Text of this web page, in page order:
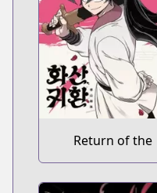
Return of the
Blossoming
Blade